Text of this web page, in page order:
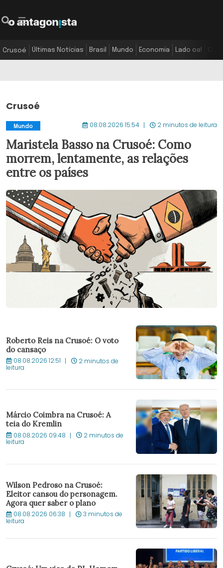
Crusoé Últimas Notícias Brasil Mundo Economia Lado oa!
Crusoé
Mundo 08.08.2026 15:54 2 minutos de leitura
Maristela Basso na Crusoé: Como
morrem, lentamente, as relações
entre os países
Roberto Reis na Crusoé: O voto
do cansaço
08.08.2026 12:51 2 minutos de
leitura
Márcio Coimbra na Crusoé: A
teia do Kremlin
08.08.2026 09:48 2 minutos de
leitura
Wilson Pedroso na Crusoé:
Eleitor cansou do personagem.
Agora quer saber o plano
08.08.2026 06:38 3 minutos de
leitura